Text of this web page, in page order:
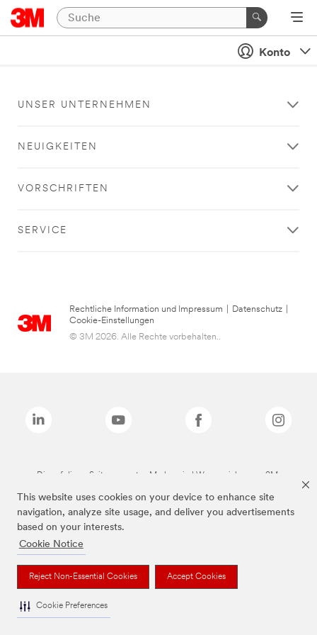
This website uses cookies on your device to enhance site
navigation, analyze site usage, and deliver you advertisements
based on your interests.
Cookie Notice
Reject Non-Essential Cookies Accept Cookies
Cookie Preferences
Konto
UNSER UNTERNEHMEN
NEUIGKEITEN
VORSCHRIFTEN
SERVICE
Rechtliche Information und Impressum Datenschutz
Cookie-Einstellungen
© 3M 2026. Alle Rechte vorbehalten..
Die auf dieser Seite genannten Marken sind Warenzeichen von 3M.